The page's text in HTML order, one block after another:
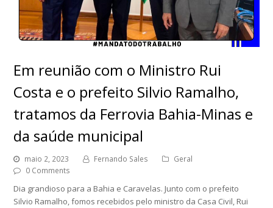
Em reunião com o Ministro Rui
Costa e o prefeito Silvio Ramalho,
tratamos da Ferrovia Bahia-Minas e
da saúde municipal
maio 2, 2023 Fernando Sales
Geral
0 Comments
Dia grandioso para a Bahia e Caravelas. Junto com o prefeito
Silvio Ramalho, fomos recebidos pelo ministro da Casa Civil, Rui